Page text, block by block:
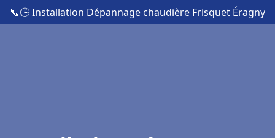
📞🕒 Installation Dépannage chaudière Frisquet Éragny